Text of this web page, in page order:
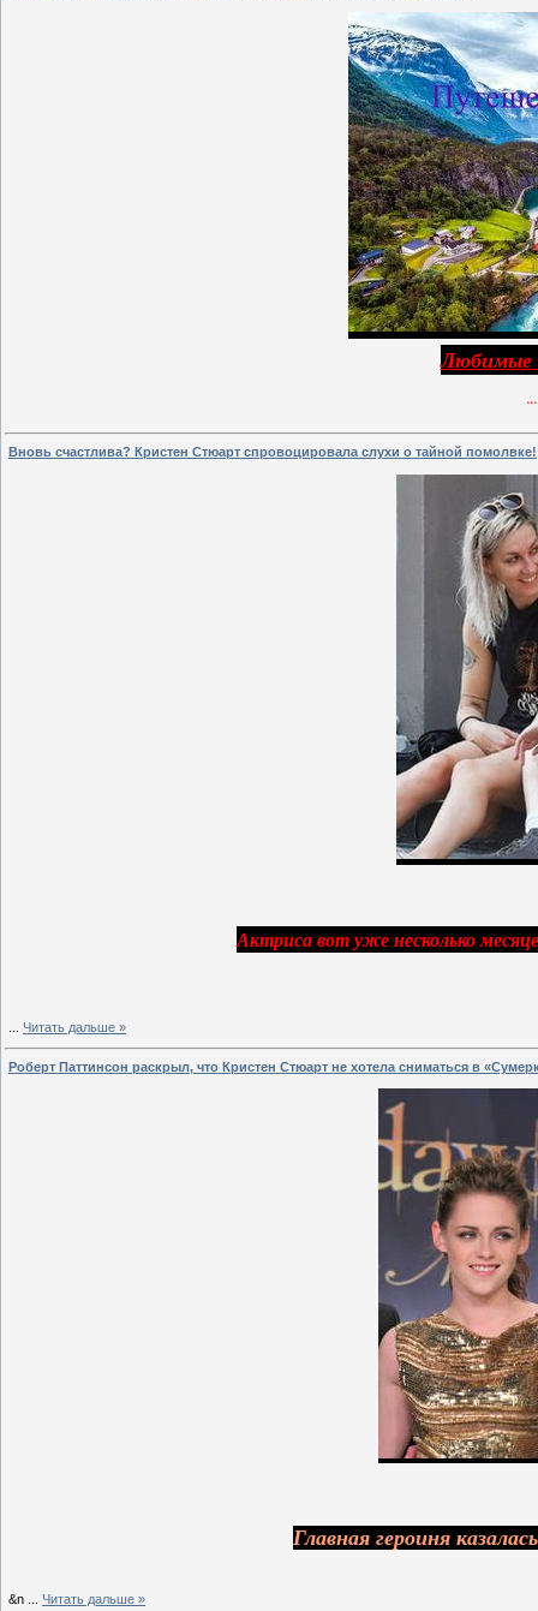
Любимые
Вновь счастлива? Кристен Стюарт спровоцировала слухи о тайной помолвке!
Актриса вот уже несколько
Читать дальше »
Роберт Паттинсон раскрыл, что Кристен Стюарт не хотела сниматься в
Главная героиня
&n Читать дальше »